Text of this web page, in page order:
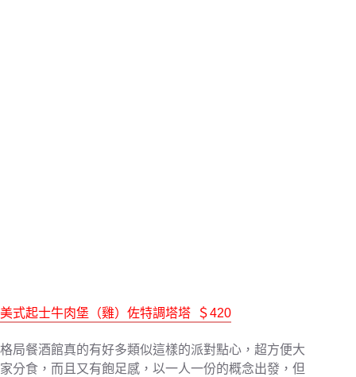
美式起士牛肉堡（雞）佐特調塔塔 ＄420
格局餐酒館真的有好多類似這樣的派對點心，超方便大
家分食，而且又有飽足感，以一人一份的概念出發，但